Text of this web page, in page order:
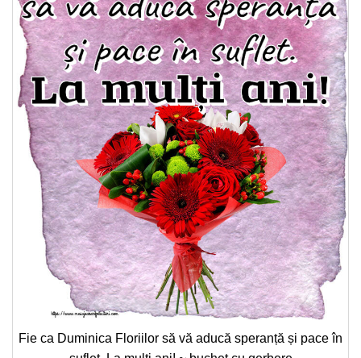
Fie ca Duminica Floriilor să vă aducă speranță și pace în